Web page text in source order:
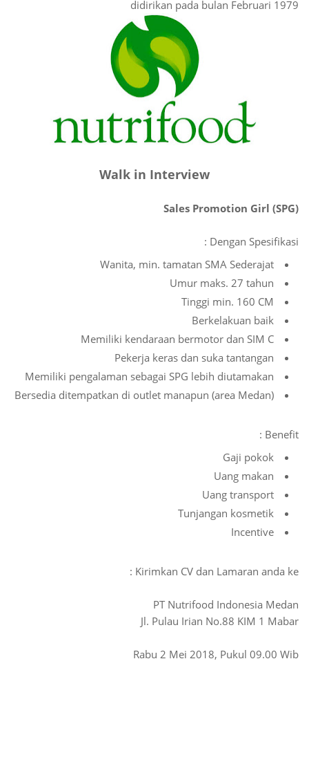
didirikan pada bulan Februari 1979
Walk in Interview
Sales Promotion Girl (SPG)
Dengan Spesifikasi :
Wanita, min. tamatan SMA Sederajat
Umur maks. 27 tahun
Tinggi min. 160 CM
Berkelakuan baik
Memiliki kendaraan bermotor dan SIM C
Pekerja keras dan suka tantangan
Memiliki pengalaman sebagai SPG lebih diutamakan
Bersedia ditempatkan di outlet manapun (area Medan)
Benefit :
Gaji pokok
Uang makan
Uang transport
Tunjangan kosmetik
Incentive
Kirimkan CV dan Lamaran anda ke :
PT Nutrifood Indonesia Medan
Jl. Pulau Irian No.88 KIM 1 Mabar
Rabu 2 Mei 2018, Pukul 09.00 Wib